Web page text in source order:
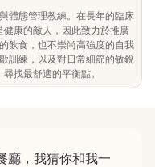
體態管理教練。在長年的臨床
康的敵人，因此致力於推廣
飲食，也不崇尚高強度的自我
訓練，以及對日常細節的敏銳
找最舒適的平衡點。
廳，我猜你和我一